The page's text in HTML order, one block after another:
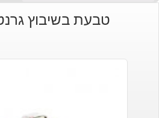
המקורי
הנוכחי
טבעת בשיבוץ גרנט